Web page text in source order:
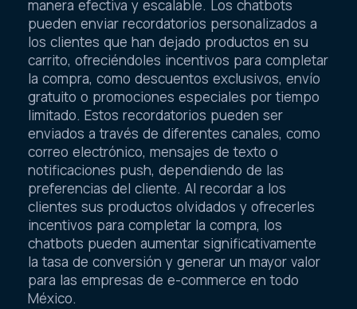
manera efectiva y escalable. Los chatbots
pueden enviar recordatorios personalizados a
los clientes que han dejado productos en su
carrito, ofreciéndoles incentivos para completar
la compra, como descuentos exclusivos, envío
gratuito o promociones especiales por tiempo
limitado. Estos recordatorios pueden ser
enviados a través de diferentes canales, como
correo electrónico, mensajes de texto o
notificaciones push, dependiendo de las
preferencias del cliente. Al recordar a los
clientes sus productos olvidados y ofrecerles
incentivos para completar la compra, los
chatbots pueden aumentar significativamente
la tasa de conversión y generar un mayor valor
para las empresas de e-commerce en todo
México.